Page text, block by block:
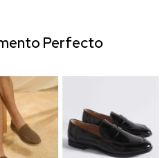
Perfecto